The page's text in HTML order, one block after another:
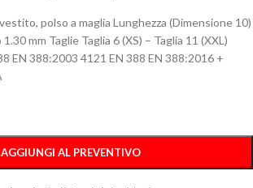
polso a maglia Lunghezza (Dimensione 10)
mm Taglie Taglia 6 (XS) – Taglia 11 (XXL)
EN 388:2003 4121 EN 388 EN 388:2016 +
AGGIUNGI AL PREVENTIVO